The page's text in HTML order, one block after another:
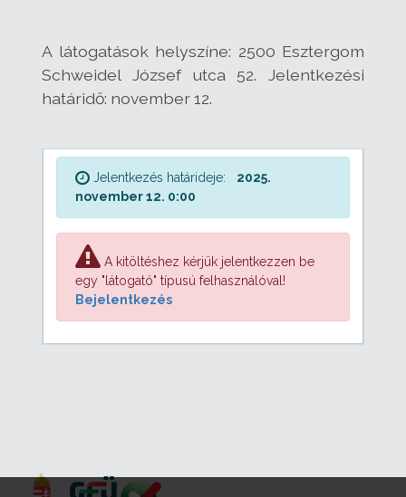
A látogatások helyszíne: 2500 Esztergom
Schweidel József utca 52. Jelentkezési
határidő: november 12.
Jelentkezés határideje:
2025.
november 12. 0:00
A kitöltéshez kérjük jelentkezzen be
egy "látogató" típusú felhasználóval!
Bejelentkezés